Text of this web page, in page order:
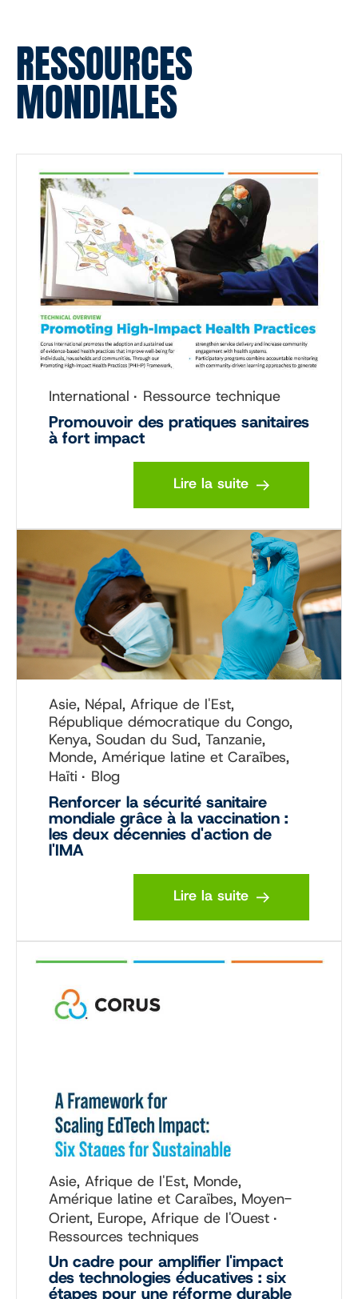
RESSOURCES
MONDIALES
International Ressource technique
Promouvoir des pratiques sanitaires
à fort impact
Lire la suite
Asie, Népal, Afrique de l'Est,
République démocratique du Congo,
Kenya, Soudan du Sud, Tanzanie,
Monde, Amérique latine et Caraïbes,
Haïti
Blog
Renforcer la sécurité sanitaire
mondiale grâce à la vaccination :
les deux décennies d'action de
l'IMA
Lire la suite
Asie, Afrique de l'Est, Monde,
Amérique latine et Caraïbes, Moyen-
Orient, Europe, Afrique de l'Ouest
Ressources techniques
Un cadre pour amplifier l'impact
des technologies éducatives : six
étapes pour une réforme durable